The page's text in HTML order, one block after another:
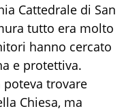
Cattedrale di San
tutto era molto
hanno cercato
e protettiva.
poteva trovare
Chiesa, ma